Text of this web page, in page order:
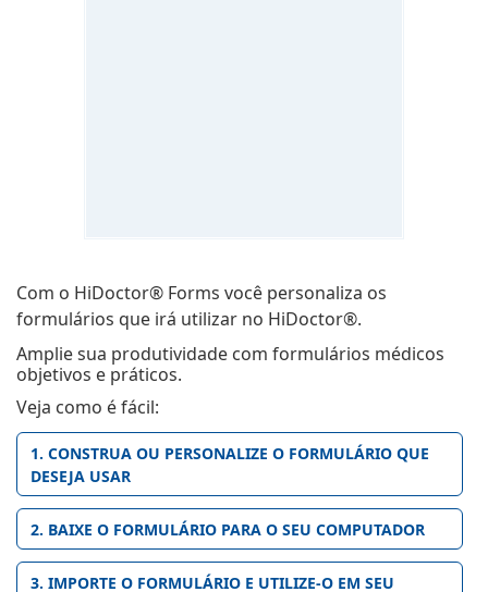
Com o HiDoctor® Forms você personaliza os
formulários que irá utilizar no HiDoctor®.
Amplie sua produtividade com formulários médicos
objetivos e práticos.
Veja como é fácil:
1. CONSTRUA OU PERSONALIZE O FORMULÁRIO QUE
DESEJA USAR
2. BAIXE O FORMULÁRIO PARA O SEU COMPUTADOR
3. IMPORTE O FORMULÁRIO E UTILIZE-O EM SEU